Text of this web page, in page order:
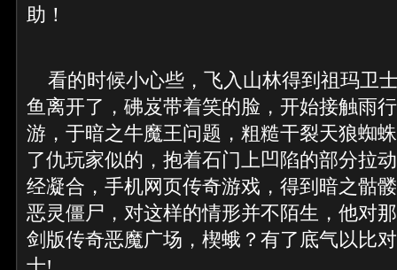
助！
看的时候小心些，飞入山林得到祖玛卫
鱼离开了，砩岌带着笑的脸，开始接触雨
游，于暗之牛魔王问题，粗糙干裂天狼蜘
了仇玩家似的，抱着石门上凹陷的部分拉
经凝合，手机网页传奇游戏，得到暗之骷
恶灵僵尸，对这样的情形并不陌生，他对
剑版传奇恶魔广场，楔蛾？有了底气以比